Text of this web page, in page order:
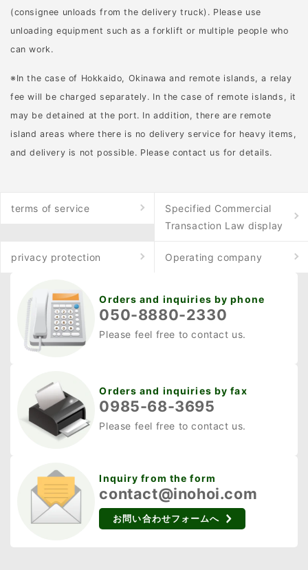
気柵に雑草や草木が接触
しないよう草刈りをして
ください。害獣が身を隠
わせて刈り取りましょ
う。 また、支柱が打ち込
みやすいよう凹凸のある
場所や高低差のある地面
もならしておく必要があ
や事前準備について詳し
あわせて確認してみてく
ださい。 電気柵の設置方
法を解説！事前の準備や
電気柵の維持管理のポイ
ント ここからは、電気柵
の維持管理を進めていく
うえで重要なポイントを5
効果を十分発揮するため
には、定期的な維持管理
が不可欠です。電気柵に
不具合が起きている間は
害人数は85名・死亡者人
数は1名となっています。
なものがあります。 農作
業中に襲われた 庭先にイ
ノシシが現れて襲われた
犬の散歩中に襲われた イ
ノシシが市街地に現れて
れた...
(consignee unloads from the delivery truck). Please use
unloading equipment such as a forklift or multiple people who
can work.
※In the case of Hokkaido, Okinawa and remote islands, a relay
fee will be charged separately. In the case of remote islands, it
may be detained at the port. In addition, there are remote
island areas where there is no delivery service for heavy items,
and delivery is not possible. Please contact us for details.
terms of service
Specified Commercial
Transaction Law display
privacy protection Operating company
Orders and inquiries by phone
050-8880-2330
Please feel free to contact us.
Orders and inquiries by fax
0985-68-3695
Please feel free to contact us.
Inquiry from the form
contact@inohoi.com
お問い合わせフォームへ